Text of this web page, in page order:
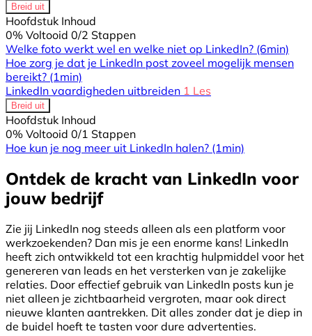
Breid uit
Hoofdstuk Inhoud
0% Voltooid 0/2 Stappen
Welke foto werkt wel en welke niet op LinkedIn? (6min)
Hoe zorg je dat je LinkedIn post zoveel mogelijk mensen
bereikt? (1min)
LinkedIn vaardigheden uitbreiden 1 Les
Breid uit
Hoofdstuk Inhoud
0% Voltooid 0/1 Stappen
Hoe kun je nog meer uit LinkedIn halen? (1min)
Ontdek de kracht van LinkedIn voor
jouw bedrijf
Zie jij LinkedIn nog steeds alleen als een platform voor
werkzoekenden? Dan mis je een enorme kans! LinkedIn
heeft zich ontwikkeld tot een krachtig hulpmiddel voor het
genereren van leads en het versterken van je zakelijke
relaties. Door effectief gebruik van LinkedIn posts kun je
niet alleen je zichtbaarheid vergroten, maar ook direct
nieuwe klanten aantrekken. Dit alles zonder dat je diep in
de buidel hoeft te tasten voor dure advertenties.